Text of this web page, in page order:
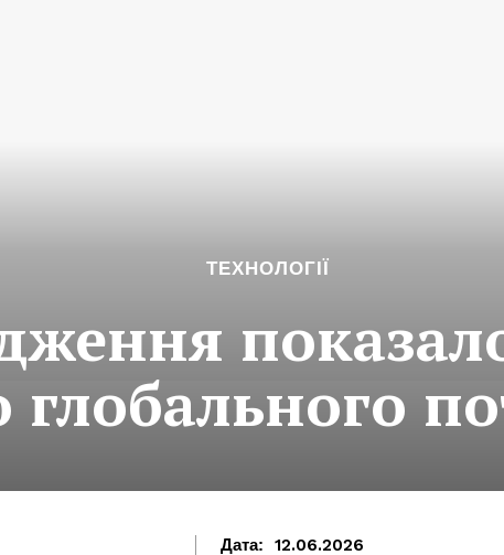
ТЕХНОЛОГІЇ
глобального
Дата: 12.06.2026